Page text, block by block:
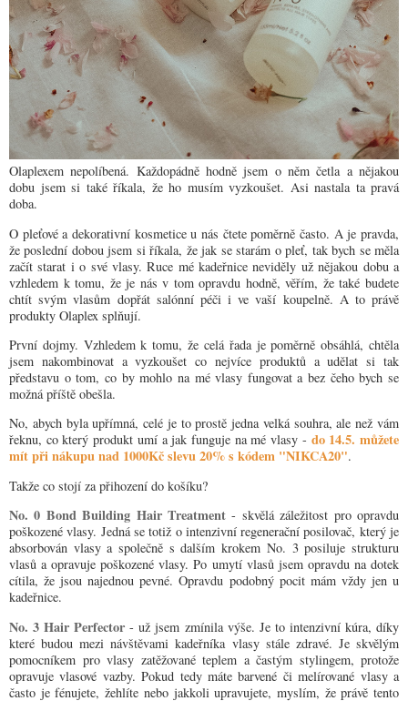
Olaplexem nepolíbená. Každopádně hodně jsem o něm četla a nějakou
dobu jsem si také říkala, že ho musím vyzkoušet. Asi nastala ta pravá
doba.
O pleťové a dekorativní kosmetice u nás čtete poměrně často. A je pravda,
že poslední dobou jsem si říkala, že jak se starám o pleť, tak bych se měla
začít starat i o své vlasy. Ruce mé kadeřnice neviděly už nějakou dobu a
vzhledem k tomu, že je nás v tom opravdu hodně, věřím, že také budete
chtít svým vlasům dopřát salónní péči i ve vaší koupelně. A to právě
produkty Olaplex splňují.
První dojmy. Vzhledem k tomu, že celá řada je poměrně obsáhlá, chtěla
jsem nakombinovat a vyzkoušet co nejvíce produktů a udělat si tak
představu o tom, co by mohlo na mé vlasy fungovat a bez čeho bych se
možná příště obešla.
No, abych byla upřímná, celé je to prostě jedna velká souhra, ale než vám
řeknu, co který produkt umí a jak funguje na mé vlasy - do 14.5. můžete
mít při nákupu nad 1000Kč slevu 20% s kódem "NIKCA20".
Takže co stojí za přihození do košíku?
No. 0 Bond Building Hair Treatment - skvělá záležitost pro opravdu
poškozené vlasy. Jedná se totiž o intenzivní regenerační posilovač, který je
absorbován vlasy a společně s dalším krokem No. 3 posiluje strukturu
vlasů a opravuje poškozené vlasy. Po umytí vlasů jsem opravdu na dotek
cítila, že jsou najednou pevné. Opravdu podobný pocit mám vždy jen u
kadeřnice.
No. 3 Hair Perfector - už jsem zmínila výše. Je to intenzivní kúra, díky
které budou mezi návštěvami kadeřníka vlasy stále zdravé. Je skvělým
pomocníkem pro vlasy zatěžované teplem a častým stylingem, protože
opravuje vlasové vazby. Pokud tedy máte barvené či melírované vlasy a
často je fénujete, žehlíte nebo jakkoli upravujete, myslím, že právě tento